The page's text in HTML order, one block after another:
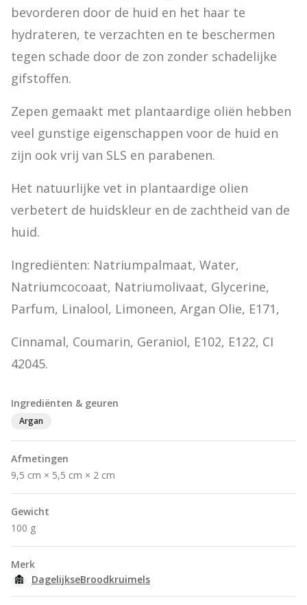
bevorderen door de huid en het haar te
hydrateren, te verzachten en te beschermen
tegen schade door de zon zonder schadelijke
gifstoffen.
Zepen gemaakt met plantaardige oliën hebben
veel gunstige eigenschappen voor de huid en
zijn ook vrij van SLS en parabenen.
Het natuurlijke vet in plantaardige olien
verbetert de huidskleur en de zachtheid van de
huid.
Ingrediënten: Natriumpalmaat, Water,
Natriumcocoaat, Natriumolivaat, Glycerine,
Parfum, Linalool, Limoneen, Argan Olie, E171,
Cinnamal, Coumarin, Geraniol, E102, E122, CI
42045.
Ingrediënten & geuren
Argan
Afmetingen
9,5 cm × 5,5 cm × 2 cm
Gewicht
100 g
Merk
DagelijkseBroodkruimels